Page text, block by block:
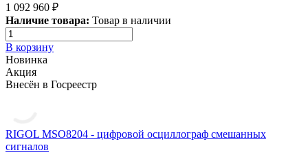
1 092 960 ₽
Наличие товара: Товар в наличии
В корзину
Новинка
Акция
Внесён в Госреестр
RIGOL MSO8204 - цифровой осциллограф смешанных
сигналов